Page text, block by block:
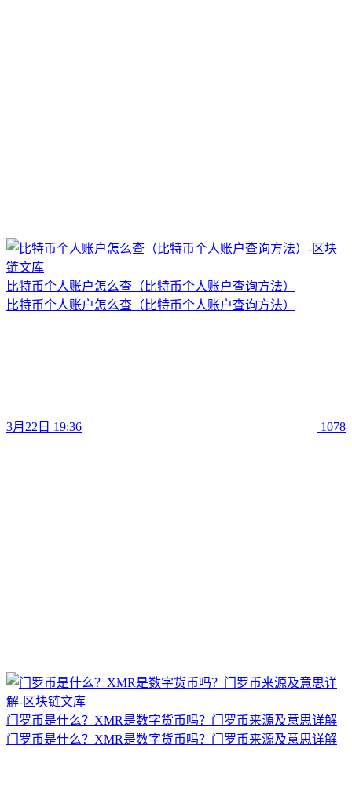
比特币个人账户怎么查（比特币个人账户查询方法）
比特币个人账户怎么查（比特币个人账户查询方法）
3月22日 19:36 1078
门罗币是什么？XMR是数字货币吗？门罗币来源及意思详解
门罗币是什么？XMR是数字货币吗？门罗币来源及意思详解